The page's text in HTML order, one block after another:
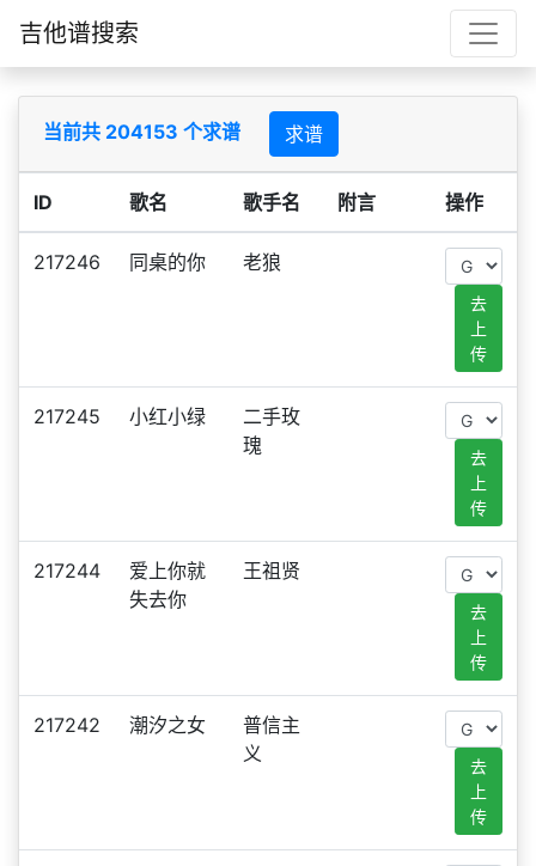
吉他谱搜索
当前共 204153 个求谱 求谱
ID 歌名 歌手名 附言 操作
217246 同桌的你 老狼
去
上
传
217245 小红小绿
二手玫
瑰
去
上
传
217244
爱上你就
失去你
王祖贤
去
上
传
217242 潮汐之女
普信主
义
去
上
传